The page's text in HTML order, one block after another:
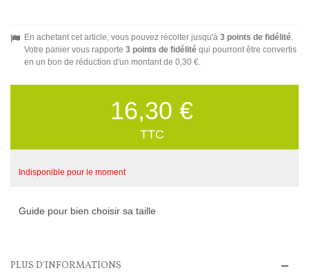
En achetant cet article, vous pouvez récolter jusqu'à 3 points de fidélité.
Votre panier vous rapporte 3 points de fidélité qui pourront être convertis
en un bon de réduction d'un montant de 0,30 €.
16,30 €
TTC
Indisponible pour le moment
Guide pour bien choisir sa taille
PLUS D'INFORMATIONS